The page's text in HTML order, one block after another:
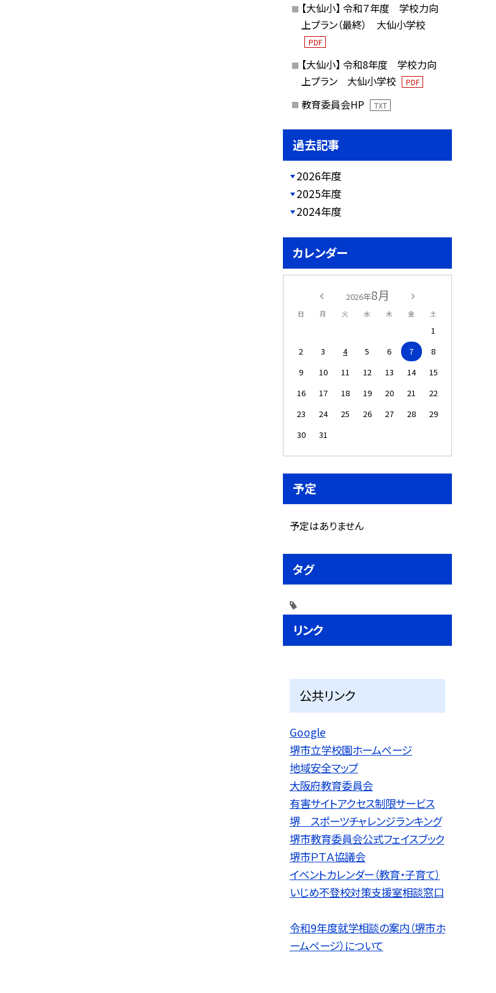
【大仙小】 令和７年度 学校力向
上プラン（最終） 大仙小学校
PDF
【大仙小】 令和8年度 学校力向
上プラン 大仙小学校
PDF
教育委員会HP TXT
過去記事
2026年度
2025年度
2024年度
カレンダー
2026年8月
日 月 火 水 木 金 土
1
2
3 4 5 6 7
8
9
10 11 12 13 14
15
16
17 18 19 20 21
22
23
24 25 26 27 28
29
30
31
予定
予定はありません
タグ
リンク
公共リンク
Google
堺市立学校園ホームページ
地域安全マップ
大阪府教育委員会
有害サイトアクセス制限サービス
堺 スポーツチャレンジランキング
堺市教育委員会公式フェイスブック
堺市ＰＴＡ協議会
イベントカレンダー（教育・子育て）
いじめ不登校対策支援室相談窓口
令和9年度就学相談の案内（堺市ホ
ームページ）について